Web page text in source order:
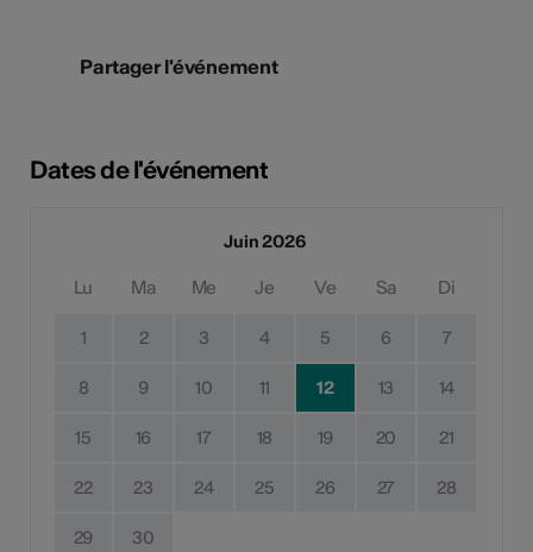
Partager l'événement
Dates de l'événement
Juin 2026
Lu Ma Me Je Ve Sa Di
1 2 3 4 5 6 7
8 9 10 11 12 13 14
15 16 17 18 19 20 21
22 23 24 25 26 27 28
29 30